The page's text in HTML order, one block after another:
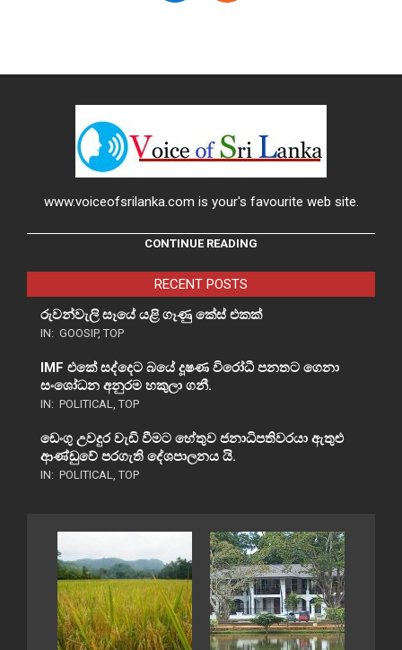
www.voiceofsrilanka.com is your's favourite web site.
CONTINUE READING
RECENT POSTS
රුවන්වැලි සෑයේ යළි ගෑණු කේස් එකක්
IN: GOOSIP, TOP
IMF එකේ සද්දෙට බයේ දූෂණ විරෝධී පනතට ගෙනා
සංශෝධන අනුරම හකුලා ගනී.
IN: POLITICAL TOP
ඩෙංගු උවදුර වැඩි වීමට හේතුව ජනාධිපතිවරයා ඇතුළු
ආණ්ඩුවේ පරගැති දේශපාලනය යි.
IN: POLITICAL TOP